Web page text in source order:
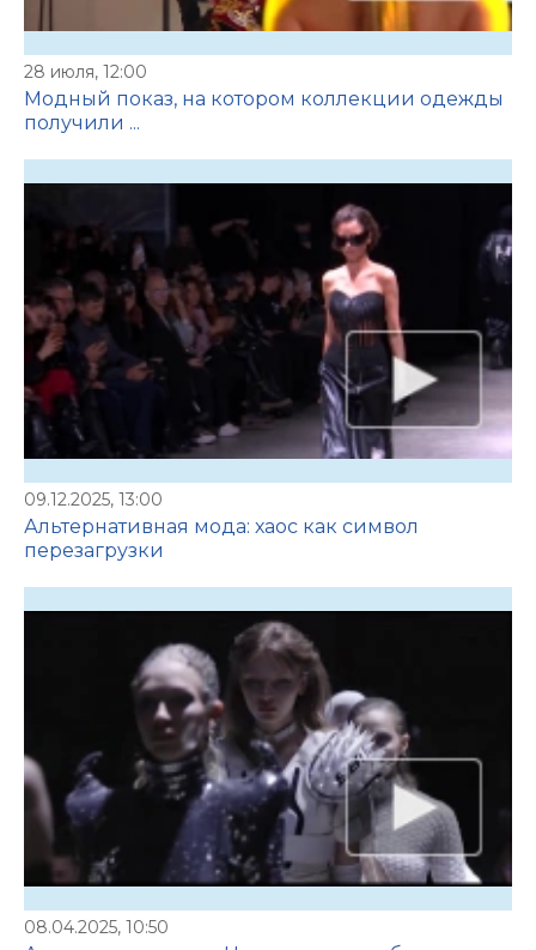
28 июля, 12:00
Модный показ, на котором коллекции одежды
получили ...
09.12.2025, 13:00
Альтернативная мода: хаос как символ
перезагрузки
08.04.2025, 10:50